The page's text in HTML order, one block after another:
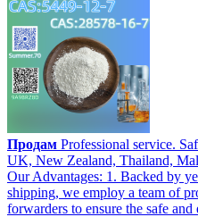
Продам Professional service.
UK, New Zealand, Thailand,
Our Advantages: 1. Backed by
shipping, we employ a team of
forwarders to ensure the safe